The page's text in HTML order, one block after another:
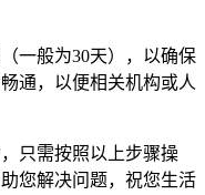
一般为30天），以确保
通，以便相关机构或人
只需按照以上步骤操
您解决问题，祝您生活